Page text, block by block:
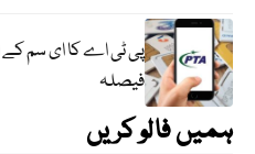
پی ٹی اے کا ای سم کے
فیصلہ
ہمیں فالو کریں